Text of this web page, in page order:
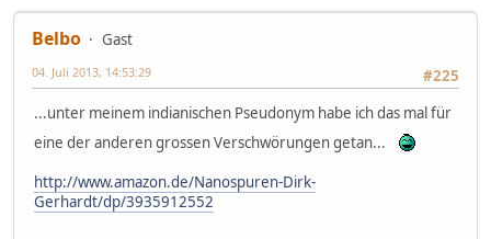
Belbo
Gast
#225
04. Juli 2013, 14:53:29
...unter meinem indianischen Pseudonym habe ich das mal für
eine der anderen grossen Verschwörungen getan...
http://www.amazon.de/Nanospuren-Dirk-
Gerhardt/dp/3935912552